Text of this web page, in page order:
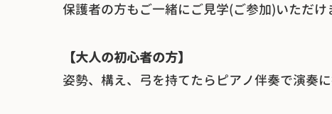
保護者の方もご一緒にご見学(ご参加)いただけ
【大人の初心者の方】
姿勢、構え、弓を持てたらピアノ伴奏で演奏に